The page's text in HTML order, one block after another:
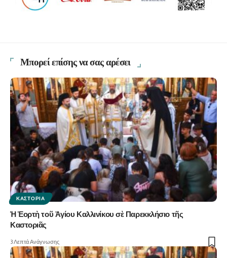
Μπορεί επίσης να σας αρέσει
ΚΑΣΤΟΡΙΆ
Ἡ Ἑορτὴ τοῦ Ἁγίου Καλλινίκου σὲ Παρεκκλήσιο τῆς
Καστοριᾶς
3 Λεπτά Ανάγνωσης